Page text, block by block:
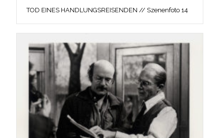
TOD EINES HANDLUNGSREISENDEN // Szenenfoto 14